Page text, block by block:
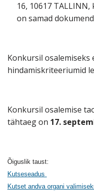
16, 10617
on samad
Konkursil osalemiseks
hindamiskriteeriumid
Konkursil osalemise
tähtaeg on 17.
Õiguslik taust:
Kutseseadus
Kutset andva organi